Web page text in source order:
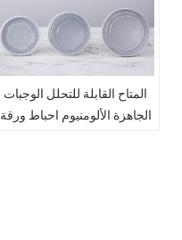
المتاح القابلة للتحلل الوجبات
الجاهزة الألومنيوم احباط ورقة